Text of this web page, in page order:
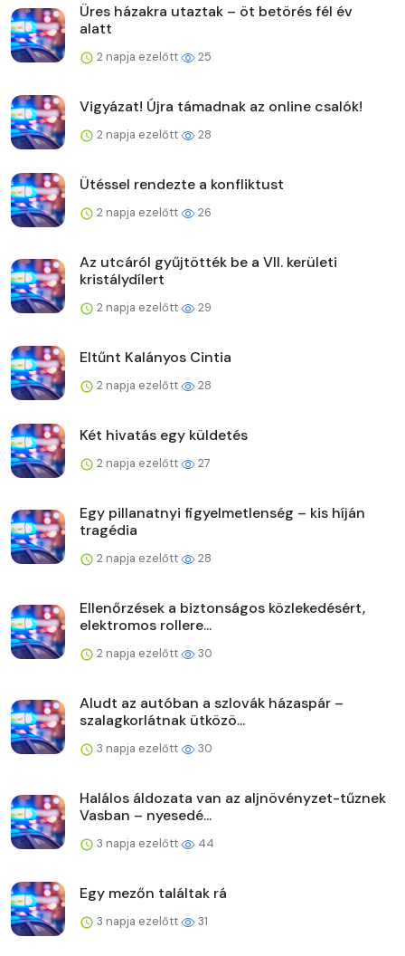
Üres házakra utaztak – öt betörés fél év
alatt
2 napja ezelőtt 25
Vigyázat! Újra támadnak az online csalók!
2 napja ezelőtt 28
Ütéssel rendezte a konfliktust
2 napja ezelőtt 26
Az utcáról gyűjtötték be a VII. kerületi
kristálydílert
2 napja ezelőtt 29
Eltűnt Kalányos Cintia
2 napja ezelőtt 28
Két hivatás egy küldetés
2 napja ezelőtt 27
Egy pillanatnyi figyelmetlenség – kis híján
tragédia
2 napja ezelőtt 28
Ellenőrzések a biztonságos közlekedésért,
elektromos rollere...
2 napja ezelőtt 30
Aludt az autóban a szlovák házaspár –
szalagkorlátnak ütközö...
3 napja ezelőtt 30
Halálos áldozata van az aljnövényzet-tűznek
Vasban – nyesedé...
3 napja ezelőtt 44
Egy mezőn találtak rá
3 napja ezelőtt 31